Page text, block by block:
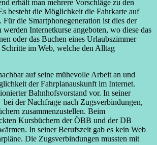
erhält man mehrere Vorschläge zu den
besteht die Möglichkeit die Fahrkarte auf
die Smartphonegeneration ist dies der
Internetkurse angeboten, wo diese das
oder das Buchen eines Urlaubszimmer
im Web, welche den Alltag
auf seine mühevolle Arbeit an und
der Fahrplanauskunft im Internet.
Bahnhofsvorstand vor. In seiner
bei der Nachfrage nach Zugsverbindungen,
zusammenzustellen. Beim
Kursbüchern der ÖBB und der DB
In seiner Berufszeit gab es kein Web
Die Zugsverbindungen mussten mit